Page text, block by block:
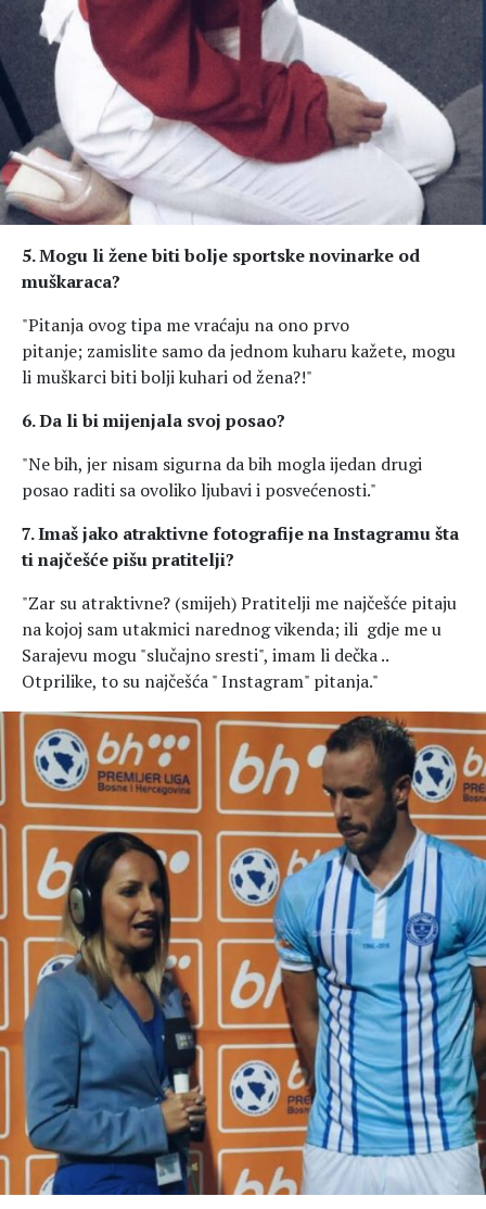
5. Mogu li žene biti bolje sportske novinarke od
muškaraca?
"Pitanja ovog tipa me vraćaju na ono prvo
pitanje; zamislite samo da jednom kuharu kažete, mogu
li muškarci biti bolji kuhari od žena?!"
6. Da li bi mijenjala svoj posao?
"Ne bih, jer nisam sigurna da bih mogla ijedan drugi
posao raditi sa ovoliko ljubavi i posvećenosti."
7. Imaš jako atraktivne fotografije na Instagramu šta
ti najčešće pišu pratitelji?
"Zar su atraktivne? (smijeh) Pratitelji me najčešće pitaju
na kojoj sam utakmici narednog vikenda; ili gdje me u
Sarajevu mogu "slučajno sresti", imam li dečka ..
Otprilike, to su najčešća " Instagram" pitanja."